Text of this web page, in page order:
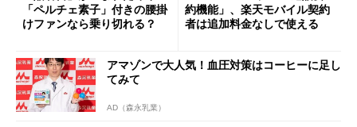
「ペルチェ素子」付きの腰掛
けファンなら乗り切れる？
約機能」、楽天モバイル契約
者は追加料金なしで使える
アマゾンで大人気！血圧対策はコーヒーに足し
てみて
AD（森永乳業）